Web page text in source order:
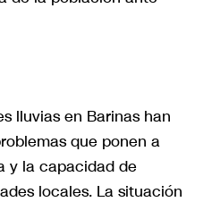
lluvias en Barinas han
que ponen a
y la capacidad de
locales. La situación